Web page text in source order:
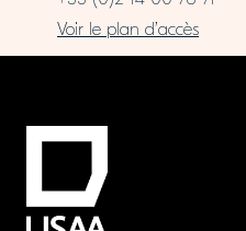
Voir le plan d’accès